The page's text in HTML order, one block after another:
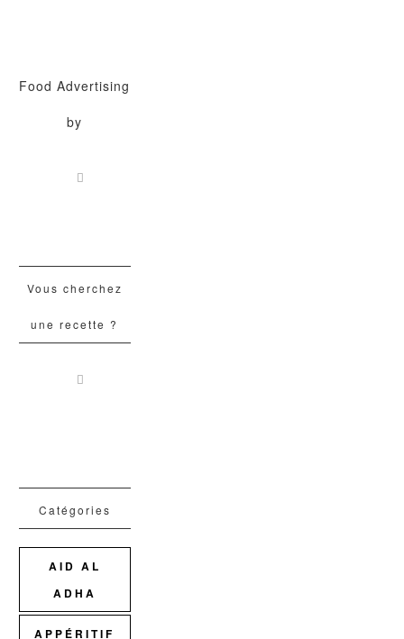
Food Advertising
by
Vous cherchez
une recette ?
Catégories
AID AL
ADHA
APPÉRITIF